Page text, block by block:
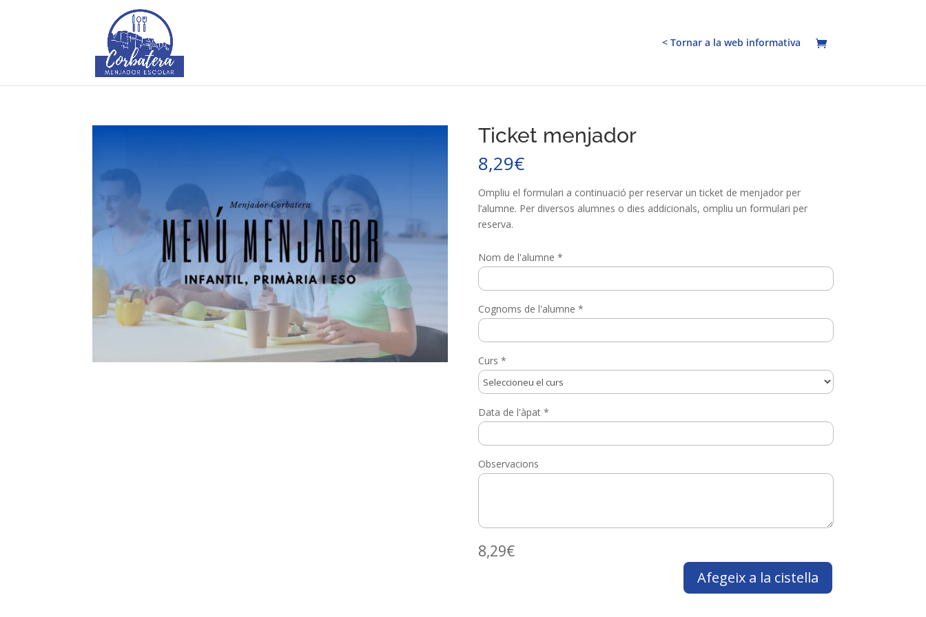
< Tornar a la web informativa
Ticket menjador
8,29€
Ompliu el formulari a continuació per reservar un ticket de menjador per
l’alumne. Per diversos alumnes o dies addicionals, ompliu un formulari per
reserva.
Nom de l'alumne *
Cognoms de l'alumne *
Curs *
Data de l'àpat*
Observacions
8,29€
Afegeix a la cistella